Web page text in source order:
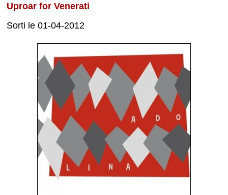
Uproar for Venerati
Sorti le 01-04-2012